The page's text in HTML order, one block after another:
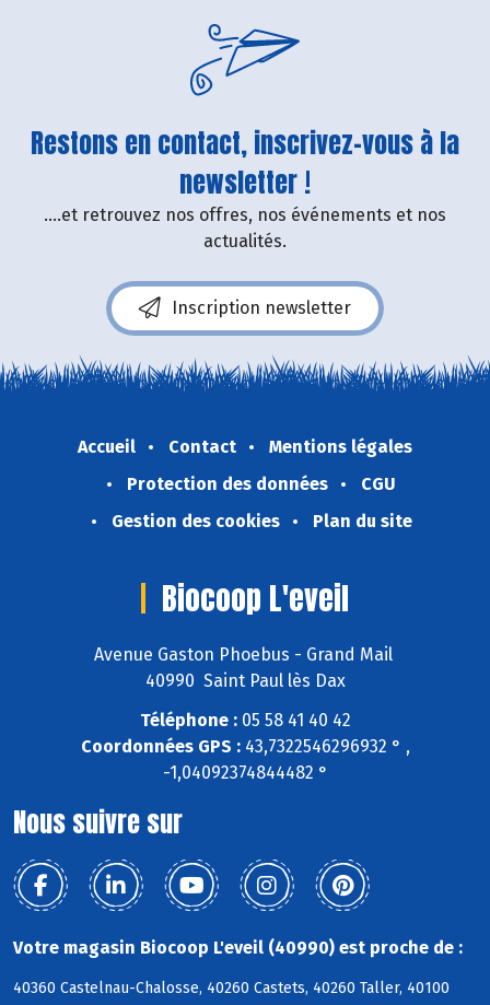
Restons en contact, inscrivez-vous à la
newsletter !
....et retrouvez nos offres, nos événements et nos
actualités.
Inscription newsletter
Accueil Contact
Mentions légales
Protection des données
CGU
Gestion des cookies
Plan du site
Biocoop L'eveil
Avenue Gaston Phoebus - Grand Mail
40990 Saint Paul lès Dax
Téléphone :05 58 41 40 42
Coordonnées GPS :43,7322546296932 ° ,
-1,04092374844482 °
Nous suivre sur
Votre magasin Biocoop L'eveil (40990) est proche de :
40360 Castelnau-Chalosse, 40260 Castets, 40260 Taller, 40100